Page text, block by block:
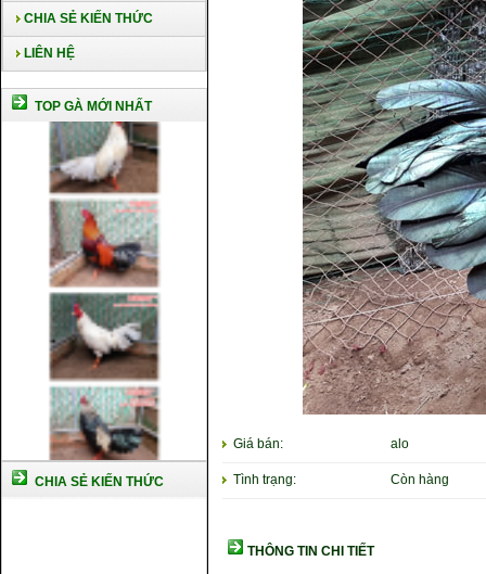
CHIA SẺ KIẾN THỨC
LIÊN HỆ
TOP GÀ MỚI NHẤT
CHIA SẺ KIẾN THỨC
Giá bán: alo
Tình trạng: Còn hàng
THÔNG TIN CHI TIẾT